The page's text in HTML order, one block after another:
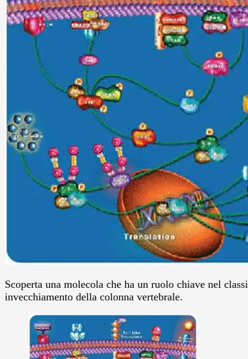
Scoperta una molecola che ha un ruolo chiave nel
invecchiamento della colonna vertebrale.